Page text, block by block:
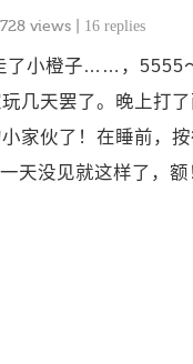
views | 16 replies
了小橙子……，5555
几天罢了。晚上打了
家伙了！在睡前，
天没见就这样了，